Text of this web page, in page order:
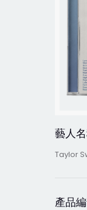
藝人
Taylor
產品